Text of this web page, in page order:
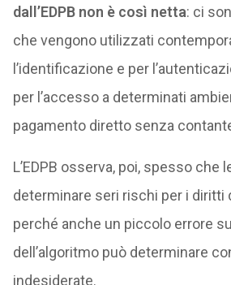
dall’EDPB non è così netta: ci
che vengono utilizzati
l’identificazione e per
per l’accesso a determinati
pagamento diretto senza
L’EDPB osserva, poi, spesso che
determinare seri rischi per i diritti
perché anche un piccolo errore
dell’algoritmo può determinare
indesiderate.